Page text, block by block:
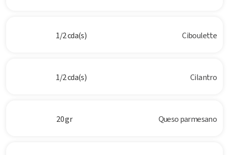
1/2 cda(s) Ciboulette
1/2 cda(s) Cilantro
20 gr Queso parmesano